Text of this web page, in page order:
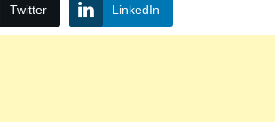
Twitter LinkedIn